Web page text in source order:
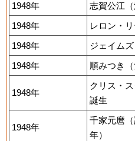
1948年
志賀公江
1948年
レロン・
1948年
ジェイム
1948年
順みつき（
1948年
クリス・
誕生
1948年
千家元麿
年）